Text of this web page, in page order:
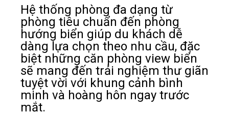
Hệ thống phòng đa dạng từ
phòng tiêu chuẩn đến phòng
hướng biển giúp du khách dễ
dàng lựa chọn theo nhu cầu, đặc
biệt những căn phòng view biển
sẽ mang đến trải nghiệm thư giãn
tuyệt vời với khung cảnh bình
minh và hoàng hôn ngay trước
mắt.